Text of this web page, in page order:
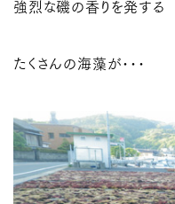
強烈な磯の香りを発する
たくさんの海藻が･･･